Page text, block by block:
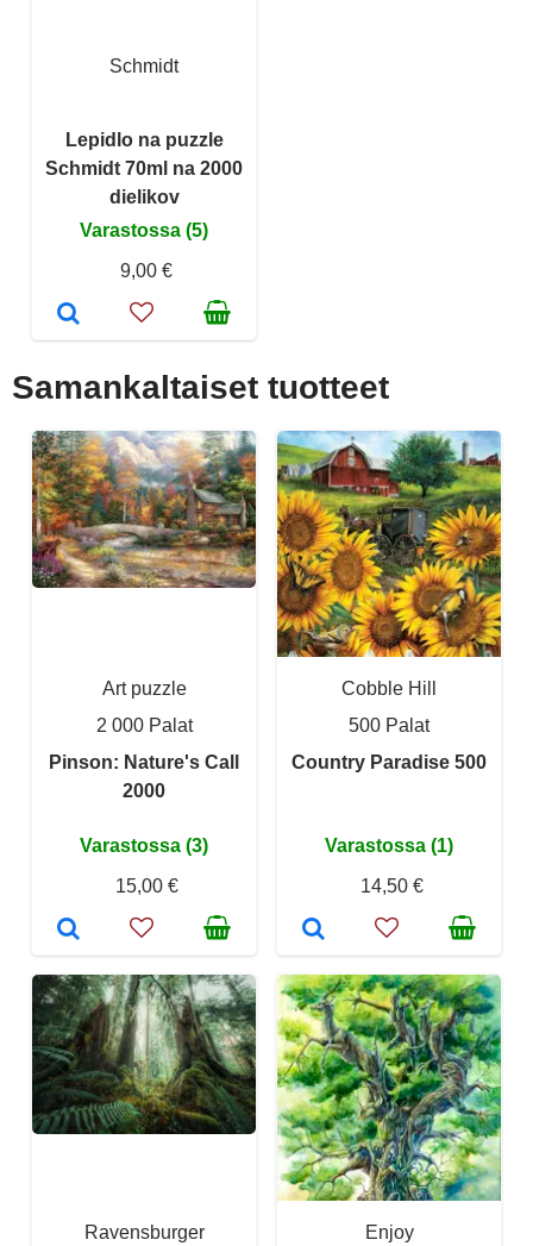
Schmidt
Lepidlo na puzzle
Schmidt 70ml na 2000
dielikov
Varastossa (5)
9,00 €
Samankaltaiset tuotteet
Art puzzle
2 000 Palat
Pinson: Nature's Call
2000
Varastossa (3)
15,00 €
Cobble Hill
500 Palat
Country Paradise 500
Varastossa (1)
14,50 €
Ravensburger
Enjoy